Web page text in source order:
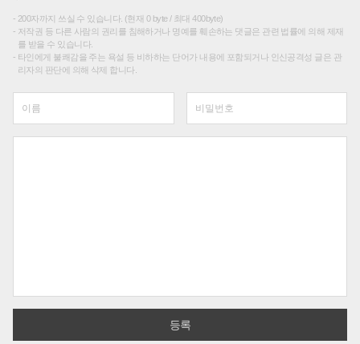
200자까지 쓰실 수 있습니다. (현재 0 byte / 최대 400byte)
저작권 등 다른 사람의 권리를 침해하거나 명예를 훼손하는 댓글은 관련 법률에 의해 제재
를 받을 수 있습니다.
타인에게 불쾌감을 주는 욕설 등 비하하는 단어가 내용에 포함되거나 인신공격성 글은 관
리자의 판단에 의해 삭제 합니다.